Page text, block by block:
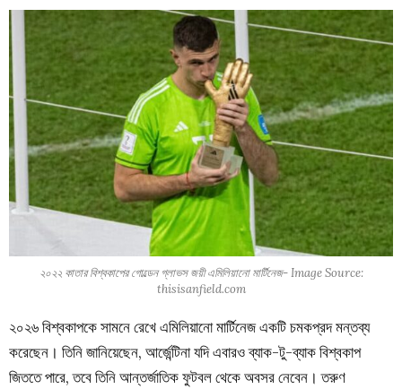
২০২২ কাতার বিশ্বকাপের গোল্ডেন গ্লাভস জয়ী এমিলিয়ানো মার্টিনেজ- Image Source:
thisisanfield.com
২০২৬ বিশ্বকাপকে সামনে রেখে এমিলিয়ানো মার্টিনেজ একটি চমকপ্রদ মন্তব্য
করেছেন। তিনি জানিয়েছেন, আর্জেন্টিনা যদি এবারও ব্যাক-টু-ব্যাক বিশ্বকাপ
জিততে পারে, তবে তিনি আন্তর্জাতিক ফুটবল থেকে অবসর নেবেন। তরুণ